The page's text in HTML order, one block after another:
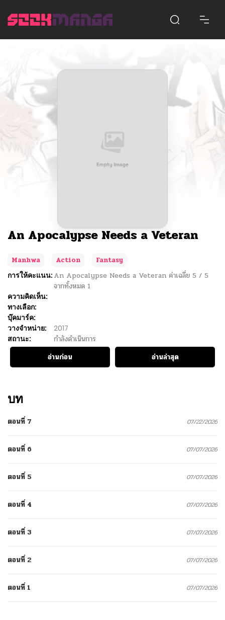
An Apocalypse Needs a Veteran
Manhwa Action
Fantasy
การให้คะแนน: An Apocalypse Needs a Veteran ค่าเฉลี่ย 5 / 5
จากทั้งหมด 1
ความคิดเห็น:
ทางเลือก:
บุ๊คมาร์ค:
วางจำหน่าย:
2017
สถานะ:
กำลังดำเนินการ
อ่านก่อน
อ่านล่าสุด
บท
ตอนที่ 7 07/22/2026
ตอนที่ 6 07/07/2026
ตอนที่ 5 07/07/2026
ตอนที่ 4 07/07/2026
ตอนที่ 3 07/07/2026
ตอนที่ 2 07/07/2026
ตอนที่ 1 07/07/2026